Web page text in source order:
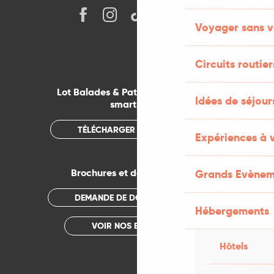
Voyager sans
Circuits
Idées de
Expériences à
Grands
Hébergements
Hôtels
Lot Balades & Patrimoines sur votre
smartphone
TÉLÉCHARGER L'APPLICATION
Brochures et documentations
DEMANDE DE DOCUMENTATION
VOIR NOS BROCHURES